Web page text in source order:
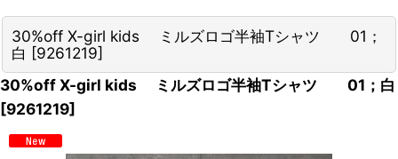
30%off X-girl kids ミルズロゴ半袖Tシャツ 01；
白 [9261219]
30%off X-girl kids ミルズロゴ半袖Tシャツ 01；白
[9261219]